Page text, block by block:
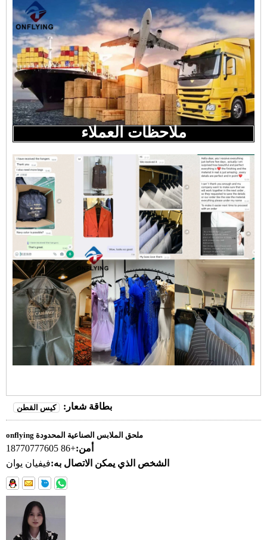
ملاحظات العملاء
بطاقة شعار: كيس القطن
onflying ملحق الملابس الصناعية المحدودة
أمن:+86 18770777605
الشخص الذي يمكن الاتصال به:فيفيان يوان